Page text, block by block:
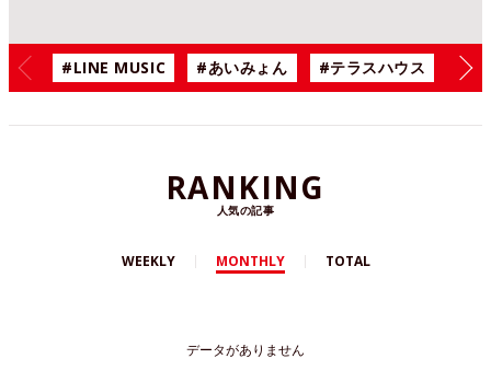
#LINE MUSIC #あいみょん #テラスハウス #
RANKING
人気の記事
WEEKLY MONTHLY TOTAL
データがありません